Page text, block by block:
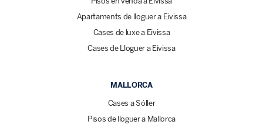
Apartaments de lloguer a Eivissa
Cases de luxe a Eivissa
Cases de Lloguer a Eivissa
MALLORCA
Cases a Sóller
Pisos de lloguer a Mallorca